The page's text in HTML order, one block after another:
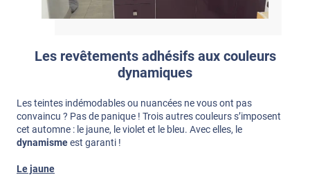
Les revêtements adhésifs aux couleurs
dynamiques
Les teintes indémodables ou nuancées ne vous ont pas
convaincu ? Pas de panique ! Trois autres couleurs s’imposent
cet automne : le jaune, le violet et le bleu. Avec elles, le
dynamismeest garanti !
Le jaune